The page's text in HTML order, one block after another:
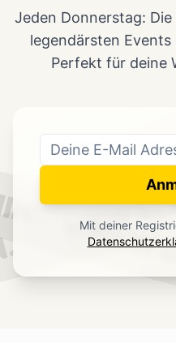
Jeden Donnerstag:
legendärsten
Perfekt für deine
Mit deiner